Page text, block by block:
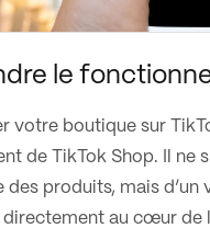
le
votre boutique sur
de TikTok Shop. Il ne
des produits, mais
directement au cœur de